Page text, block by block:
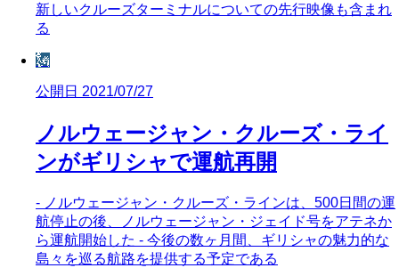
新しいクルーズターミナルについての先行映像も含まれ
る
🗽
公開日 2021/07/27
ノルウェージャン・クルーズ・ライ
ンがギリシャで運航再開
- ノルウェージャン・クルーズ・ラインは、500日間の運
航停止の後、ノルウェージャン・ジェイド号をアテネか
ら運航開始した - 今後の数ヶ月間、ギリシャの魅力的な
島々を巡る航路を提供する予定である